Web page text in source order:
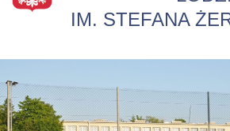
IM. STEFANA